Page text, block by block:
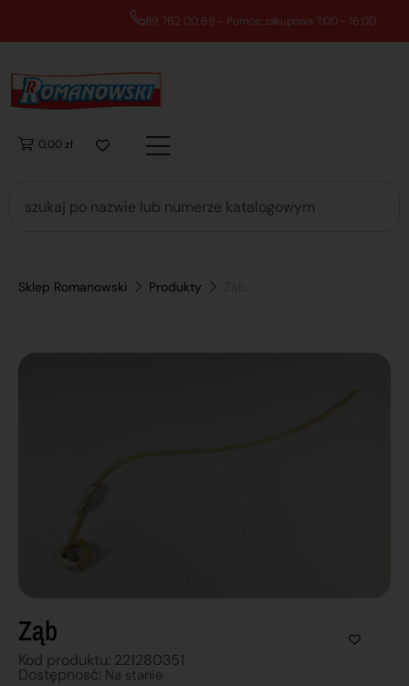
89 762 00 69 - Pomoc zakupowa 7:00 - 16:00
0,00 zł
Sklep Romanowski Produkty
Ząb
Kod produktu: 221280351
Dostępnosć: Na stanie